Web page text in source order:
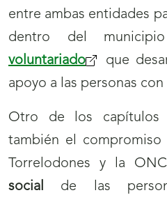
entre ambas entidades
dentro del
voluntariado(se
abrirá
que
apoyo a las personas
Otro de los capítulos
también el
Torrelodones y la
social de las